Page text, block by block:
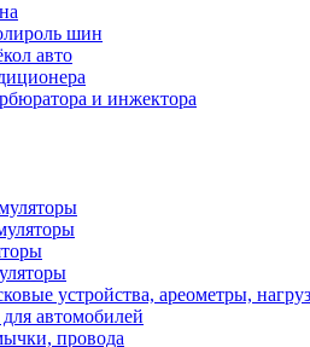
шин
авто
и инжектора
устройства, ареометры,
автомобилей
провода